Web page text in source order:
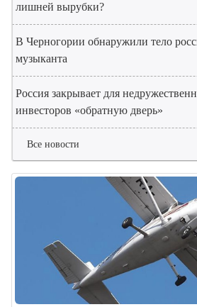
лишней вырубки?
В Черногории обнаружили тело
музыканта
Россия закрывает для
инвесторов «обратную дверь»
Все новости